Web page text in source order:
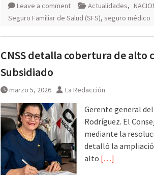
Leave a comment Actualidades,
Seguro Familiar de Salud (SFS), seguro médico
CNSS detalla cobertura de alto
Subsidiado
marzo 5, 2026 La Redacción
Gerente general del
Rodríguez. El
mediante la
detalló la
alto […]